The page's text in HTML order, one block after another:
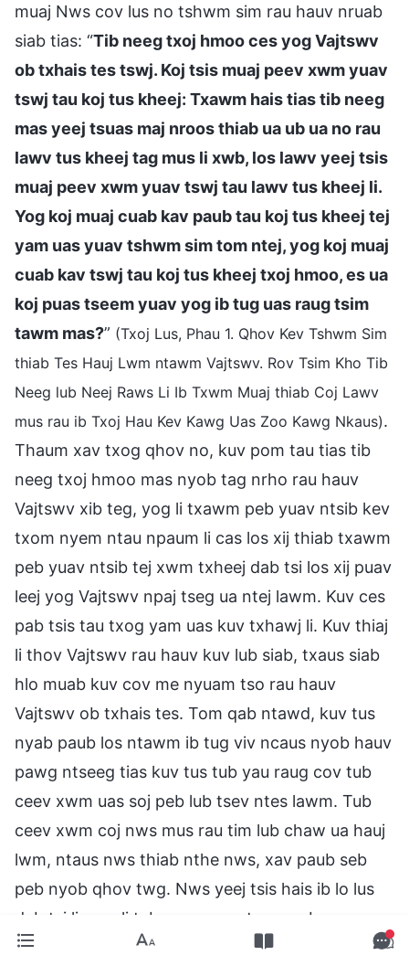
muaj Nws cov lus no tshwm sim rau hauv nruab
siab tias: “Tib neeg txoj hmoo ces yog Vajtswv
ob txhais tes tswj. Koj tsis muaj peev xwm yuav
tswj tau koj tus kheej: Txawm hais tias tib neeg
mas yeej tsuas maj nroos thiab ua ub ua no rau
lawv tus kheej tag mus li xwb, los lawv yeej tsis
muaj peev xwm yuav tswj tau lawv tus kheej li.
Yog koj muaj cuab kav paub tau koj tus kheej tej
yam uas yuav tshwm sim tom ntej, yog koj muaj
cuab kav tswj tau koj tus kheej txoj hmoo, es ua
koj puas tseem yuav yog ib tug uas raug tsim
tawm mas?” (Txoj Lus, Phau 1. Qhov Kev Tshwm Sim
thiab Tes Hauj Lwm ntawm Vajtswv. Rov Tsim Kho Tib
Neeg lub Neej Raws Li Ib Txwm Muaj thiab Coj Lawv
mus rau ib Txoj Hau Kev Kawg Uas Zoo Kawg Nkaus).
Thaum xav txog qhov no, kuv pom tau tias tib
neeg txoj hmoo mas nyob tag nrho rau hauv
Vajtswv xib teg, yog li txawm peb yuav ntsib kev
txom nyem ntau npaum li cas los xij thiab txawm
peb yuav ntsib tej xwm txheej dab tsi los xij puav
leej yog Vajtswv npaj tseg ua ntej lawm. Kuv ces
pab tsis tau txog yam uas kuv txhawj li. Kuv thiaj
li thov Vajtswv rau hauv kuv lub siab, txaus siab
hlo muab kuv cov me nyuam tso rau hauv
Vajtswv ob txhais tes. Tom qab ntawd, kuv tus
nyab paub los ntawm ib tug viv ncaus nyob hauv
pawg ntseeg tias kuv tus tub yau raug cov tub
ceev xwm uas soj peb lub tsev ntes lawm. Tub
ceev xwm coj nws mus rau tim lub chaw ua hauj
lwm, ntaus nws thiab nthe nws, xav paub seb
peb nyob qhov twg. Nws yeej tsis hais ib lo lus
dab tsi li, yog li tub ceev xwm tau muab nws
ceev tseg yam tsis raws kev raws cai tau txog 15